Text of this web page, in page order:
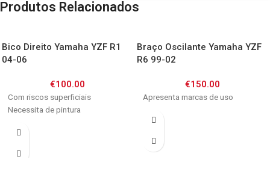
Produtos Relacionados
Bico Direito Yamaha YZF R1
04-06
€100.00
Com riscos superficiais
Necessita de pintura
Braço Oscilante Yamaha YZF
R6 99-02
€150.00
Apresenta marcas de uso